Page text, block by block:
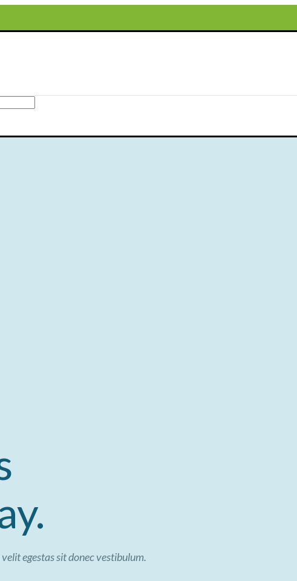
egestas sit donec vestibulum.